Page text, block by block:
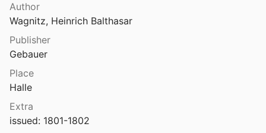
Author
Wagnitz, Heinrich Balthasar
Publisher
Gebauer
Place
Halle
Extra
issued: 1801-1802